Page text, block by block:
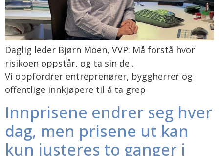
Daglig leder Bjørn Moen, VVP: Må forstå hvor
risikoen oppstår, og ta sin del.
Vi oppfordrer entreprenører, byggherrer og
offentlige innkjøpere til å ta grep
Innprisene endrer seg hver
dag, men prisene ut kan
kun justeres to ganger i